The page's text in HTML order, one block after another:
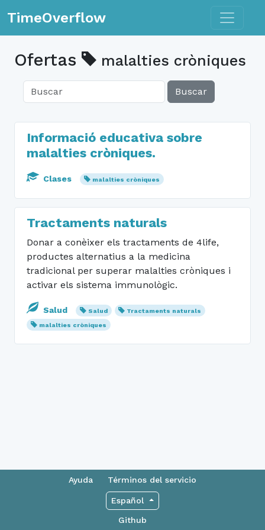
TimeOverflow Toggle
Ofertas malalties cròniques
Buscar
Informació educativa sobre
malalties cròniques.
Clases malalties cròniques
Tractaments naturals
Donar a conèixer els tractaments de 4life,
productes alternatius a la medicina
tradicional per superar malalties cròniques i
activar els sistema immunològic.
Salud Salud
Tractaments naturals
malalties cròniques
Ayuda Términos del servicio
Español
Github